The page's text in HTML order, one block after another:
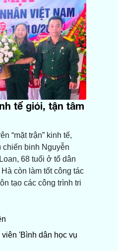
tế giỏi, tận tâm
“mặt trận” kinh tế,
binh Nguyễn
68 tuổi ở tổ dân
còn làm tốt công tác
tạo các công trình tri
'Bình dân học vụ